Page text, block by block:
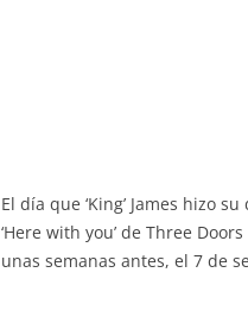
El día que ‘King’ James hizo
‘Here with you’ de Three
unas semanas antes, el 7 de